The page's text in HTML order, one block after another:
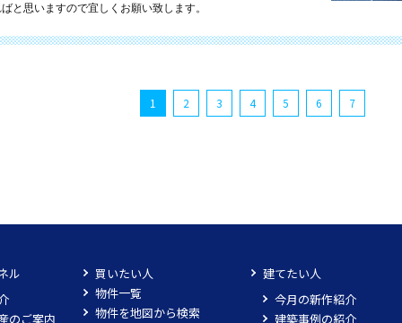
と思いますので宜しくお願い致します。
1 2 3 4 5 6 7
ル
のご案内
買いたい人
物件一覧
物件を地図から検索
建てたい人
今月の新作紹介
建築事例の紹介